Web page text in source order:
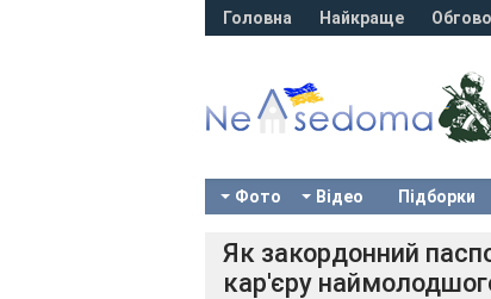
Головна Найкраще
Фото Відео Підборки
Як закордонний
кар'єру